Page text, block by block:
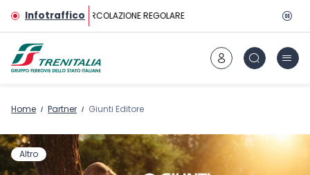
Vai al contenuto principale
InfotrafficoCIRCOLAZIONE REGOLARE
Home Partner Giunti Editore
Altro